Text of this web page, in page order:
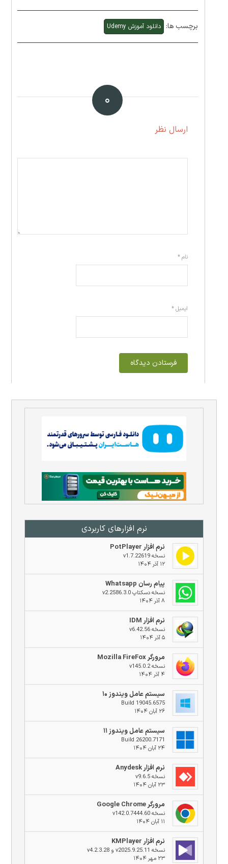
نرم افزار‌های کاربردی
نرم افزار PotPlayer
نسخه v1.7.22619
۱۲ آذر ۱۴۰۴
پیام رسان Whatsapp
نسخه دسکتاپ v2.2586.3.0
۸ آذر ۱۴۰۴
نرم افزار IDM
نسخه v6.42.56
۵ آذر ۱۴۰۴
مرورگر Mozilla FireFox
نسخه v145.0.2
۴ آذر ۱۴۰۴
سیستم عامل ویندوز ۱۰
Build 19045.6575
۲۶ آبان ۱۴۰۴
سیستم عامل ویندوز ۱۱
Build 26200.7171
۲۴ آبان ۱۴۰۴
نرم افزار Anydesk
نسخه v9.6.5
۲۳ آبان ۱۴۰۴
مرورگر Google Chrome
نسخه v142.0.7444.60
۱۱ آبان ۱۴۰۴
نرم افزار KMPlayer
نسخه v2025.9.25.11 و v4.2.3.28
۲۳ مهر ۱۴۰۴
برچسب ها: دانلود آموزش Udemy
۰
ارسال نظر
نام*
ایمیل*